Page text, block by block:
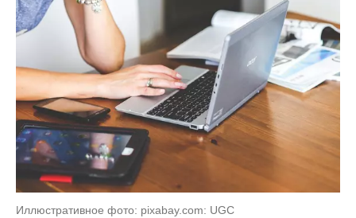
Иллюстративное фото: pixabay.com: UGC